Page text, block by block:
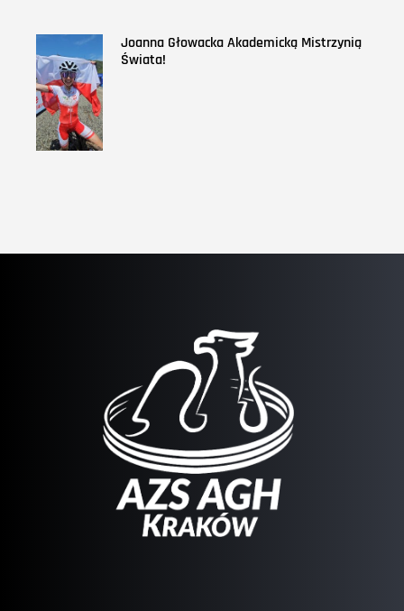
Joanna Głowacka Akademicką Mistrzynią
Świata!